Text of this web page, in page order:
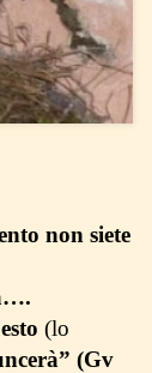
non siete
(lo
(Gv